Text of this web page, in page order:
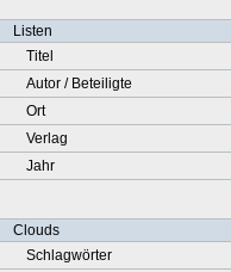
Listen
Titel
Autor / Beteiligte
Ort
Verlag
Jahr
Clouds
Schlagwörter